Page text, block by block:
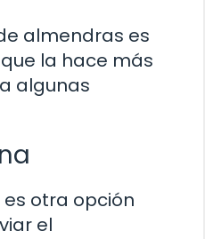
almendras es
la hace más
algunas
otra opción
el